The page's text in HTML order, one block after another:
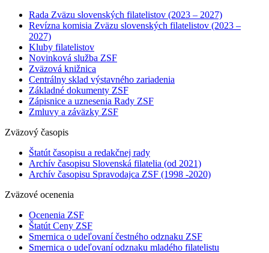
Rada Zväzu slovenských filatelistov (2023 – 2027)
Revízna komisia Zväzu slovenských filatelistov (2023 –
2027)
Kluby filatelistov
Novinková služba ZSF
Zväzová knižnica
Centrálny sklad výstavného zariadenia
Základné dokumenty ZSF
Zápisnice a uznesenia Rady ZSF
Zmluvy a záväzky ZSF
Zväzový časopis
Štatút časopisu a redakčnej rady
Archív časopisu Slovenská filatelia (od 2021)
Archív časopisu Spravodajca ZSF (1998 -2020)
Zväzové ocenenia
Ocenenia ZSF
Štatút Ceny ZSF
Smernica o udeľovaní čestného odznaku ZSF
Smernica o udeľovaní odznaku mladého filatelistu